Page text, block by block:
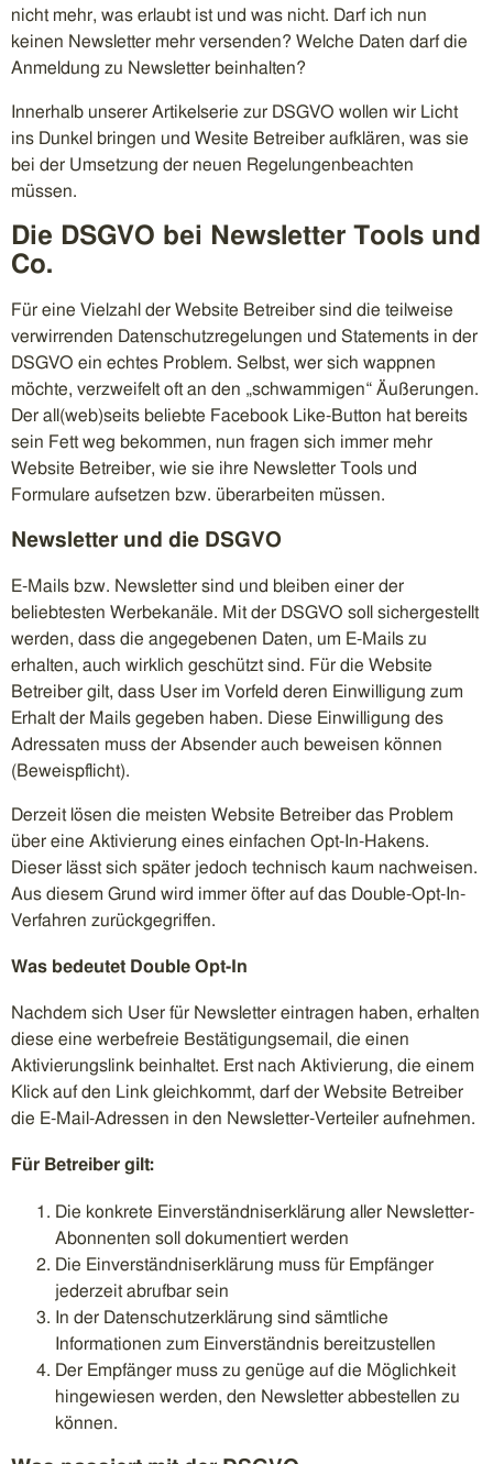
nicht mehr, was erlaubt ist und was nicht. Darf ich nun
keinen Newsletter mehr versenden? Welche Daten darf die
Anmeldung zu Newsletter beinhalten?
Innerhalb unserer Artikelserie zur DSGVO wollen wir Licht
ins Dunkel bringen und Wesite Betreiber aufklären, was sie
bei der Umsetzung der neuen Regelungenbeachten
müssen.
Die DSGVO bei Newsletter Tools und
Co.
Für eine Vielzahl der Website Betreiber sind die teilweise
verwirrenden Datenschutzregelungen und Statements in der
DSGVO ein echtes Problem. Selbst, wer sich wappnen
möchte, verzweifelt oft an den „schwammigen“ Äußerungen.
Der all(web)seits beliebte Facebook Like-Button hat bereits
sein Fett weg bekommen, nun fragen sich immer mehr
Website Betreiber, wie sie ihre Newsletter Tools und
Formulare aufsetzen bzw. überarbeiten müssen.
Newsletter und die DSGVO
E-Mails bzw. Newsletter sind und bleiben einer der
beliebtesten Werbekanäle. Mit der DSGVO soll sichergestellt
werden, dass die angegebenen Daten, um E-Mails zu
erhalten, auch wirklich geschützt sind. Für die Website
Betreiber gilt, dass User im Vorfeld deren Einwilligung zum
Erhalt der Mails gegeben haben. Diese Einwilligung des
Adressaten muss der Absender auch beweisen können
(Beweispflicht).
Derzeit lösen die meisten Website Betreiber das Problem
über eine Aktivierung eines einfachen Opt-In-Hakens.
Dieser lässt sich später jedoch technisch kaum nachweisen.
Aus diesem Grund wird immer öfter auf das Double-Opt-In-
Verfahren zurückgegriffen.
Was bedeutet Double Opt-In
Nachdem sich User für Newsletter eintragen haben, erhalten
diese eine werbefreie Bestätigungsemail, die einen
Aktivierungslink beinhaltet. Erst nach Aktivierung, die einem
Klick auf den Link gleichkommt, darf der Website Betreiber
die E-Mail-Adressen in den Newsletter-Verteiler aufnehmen.
Für Betreiber gilt:
Die konkrete Einverständniserklärung aller Newsletter-
Abonnenten soll dokumentiert werden
Die Einverständniserklärung muss für Empfänger
jederzeit abrufbar sein
In der Datenschutzerklärung sind sämtliche
Informationen zum Einverständnis bereitzustellen
Der Empfänger muss zu genüge auf die Möglichkeit
hingewiesen werden, den Newsletter abbestellen zu
können.